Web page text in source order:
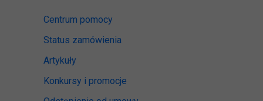
Centrum pomocy
Status zamówienia
Artykuły
Konkursy i promocje